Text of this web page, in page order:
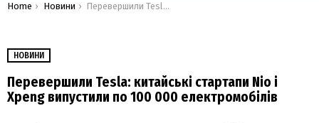
You are here:
Home Новини Перевершили Tesla: китайські стартапи Nio і Xpeng випустили по 100 000 електромобілів
НОВИНИ
Перевершили Tesla: китайські стартапи Nio і
Xpeng випустили по 100 000 електромобілів